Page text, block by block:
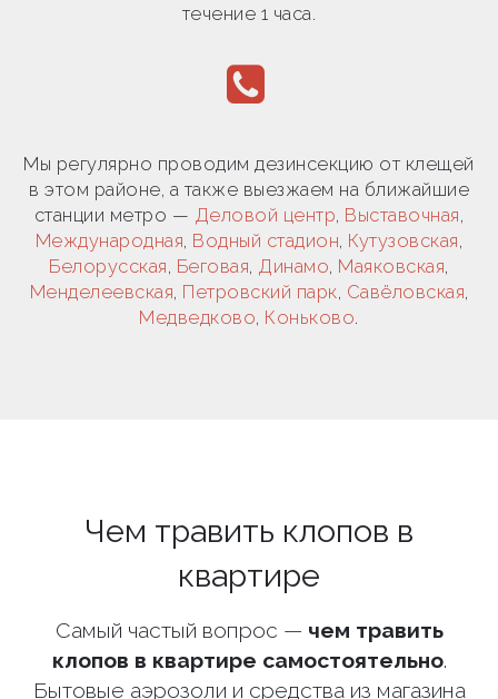
течение 1 часа.
Мы регулярно проводим дезинсекцию от клещей
в этом районе, а также выезжаем на ближайшие
станции метро — Деловой центр, Выставочная,
Международная, Водный стадион, Кутузовская,
Белорусская, Беговая, Динамо, Маяковская,
Менделеевская, Петровский парк, Савёловская,
Медведково, Коньково.
Чем травить клопов в
квартире
Самый частый вопрос — чем травить
клопов в квартире самостоятельно.
Бытовые аэрозоли и средства из магазина